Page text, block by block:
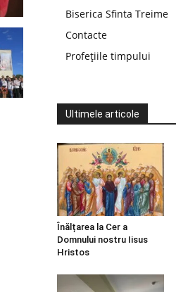
Biserica Sfinta Treime
Contacte
Profețiile timpului
Ultimele articole
Înălțarea la Cer a
Domnului nostru Iisus
Hristos